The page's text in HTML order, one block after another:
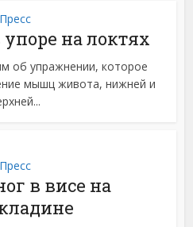
Пресс
на локтях
об упражнении, которое
мышц живота, нижней и
Пресс
в висе на